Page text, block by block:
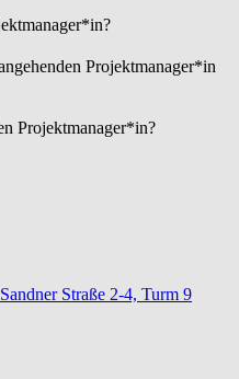
Pro­jekt­ma­na­ger*in
Pro­jekt­ma­na­ger*in?
Straße 2-4, Turm 9